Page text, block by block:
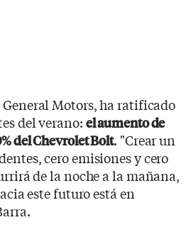
General Motors, ha ratificado
del verano: el aumento de
del Chevrolet Bolt. "Crear un
cero emisiones y cero
de la noche a la mañana,
este futuro está en